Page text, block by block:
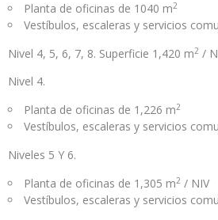
Planta de oficinas de 1040 m2
Vestíbulos, escaleras y servicios
Nivel 4, 5, 6, 7, 8. Superficie 1,420 m2 /
Nivel 4.
Planta de oficinas de 1,226 m2
Vestíbulos, escaleras y servicios
Niveles 5 Y 6.
Planta de oficinas de 1,305 m2 / NIV
Vestíbulos, escaleras y servicios